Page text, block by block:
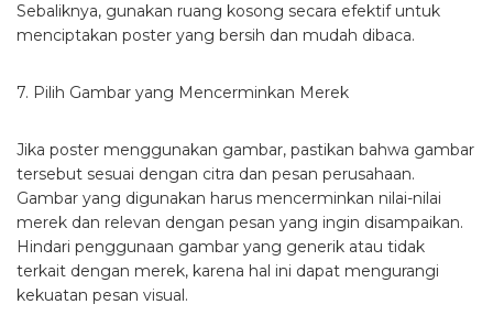
Sebaliknya, gunakan ruang kosong secara efektif untuk
menciptakan poster yang bersih dan mudah dibaca.
7. Pilih Gambar yang Mencerminkan Merek
Jika poster menggunakan gambar, pastikan bahwa gambar
tersebut sesuai dengan citra dan pesan perusahaan.
Gambar yang digunakan harus mencerminkan nilai-nilai
merek dan relevan dengan pesan yang ingin disampaikan.
Hindari penggunaan gambar yang generik atau tidak
terkait dengan merek, karena hal ini dapat mengurangi
kekuatan pesan visual.